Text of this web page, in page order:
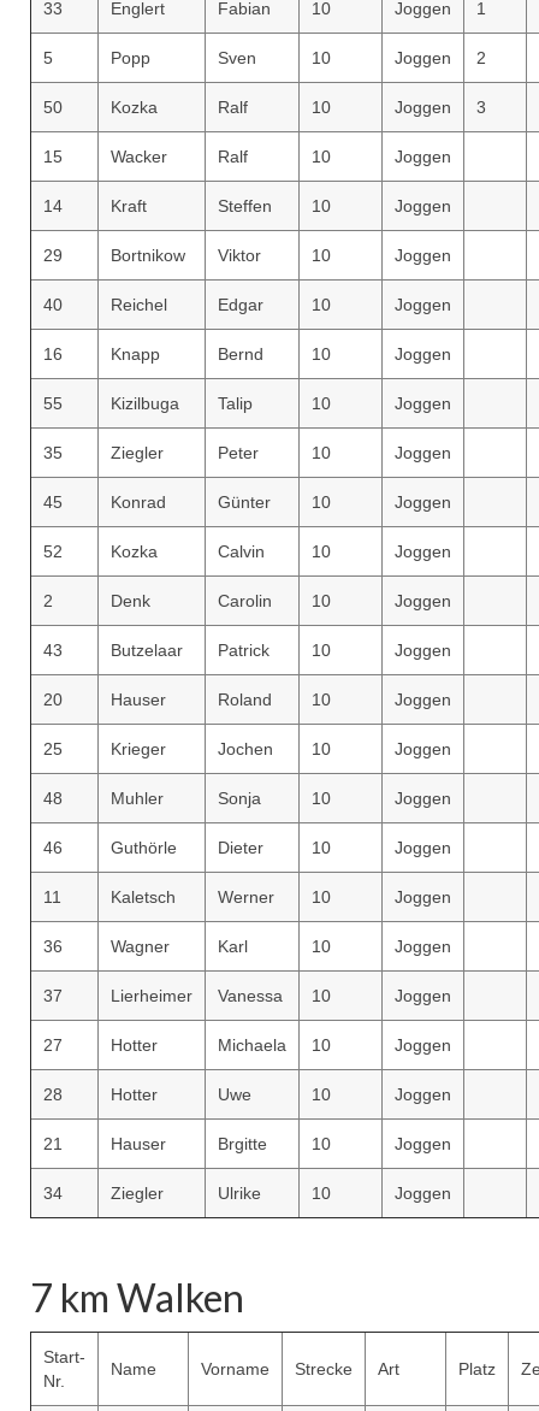
33 Englert Fabian 10 Joggen 1
5 Popp Sven 10 Joggen 2
50 Kozka Ralf 10 Joggen 3
15 Wacker Ralf 10 Joggen
14 Kraft Steffen 10 Joggen
29 Bortnikow Viktor 10 Joggen
40 Reichel Edgar 10 Joggen
16 Knapp Bernd 10 Joggen
55 Kizilbuga Talip 10 Joggen
35 Ziegler Peter 10 Joggen
45 Konrad Günter 10 Joggen
52 Kozka Calvin 10 Joggen
2 Denk Carolin 10 Joggen
43 Butzelaar Patrick 10 Joggen
20 Hauser Roland 10 Joggen
25 Krieger Jochen 10 Joggen
48 Muhler Sonja 10 Joggen
46 Guthörle Dieter 10 Joggen
11 Kaletsch Werner 10 Joggen
36 Wagner Karl 10 Joggen
37 Lierheimer Vanessa 10 Joggen
27 Hotter Michaela 10 Joggen
28 Hotter Uwe 10 Joggen
21 Hauser Brgitte 10 Joggen
34 Ziegler Ulrike 10 Joggen
7 km Walken
Start-
Nr.
Name Vorname Strecke Art Platz